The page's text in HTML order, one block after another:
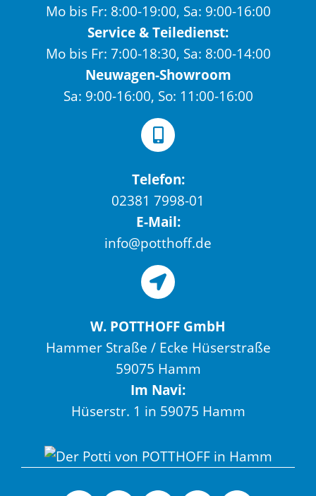
Mo bis Fr: 8:00-19:00, Sa: 9:00-16:00
Service & Teiledienst:
Mo bis Fr: 7:00-18:30, Sa: 8:00-14:00
Neuwagen-Showroom
Sa: 9:00-16:00, So: 11:00-16:00
Telefon:
02381 7998-01
E-Mail:
info@potthoff.de
W. POTTHOFF GmbH
Hammer Straße / Ecke Hüserstraße
59075 Hamm
Im Navi:
Hüserstr. 1 in 59075 Hamm